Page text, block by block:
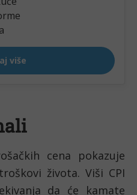
cena pokazuje
života. Viši CPI
da će kamate